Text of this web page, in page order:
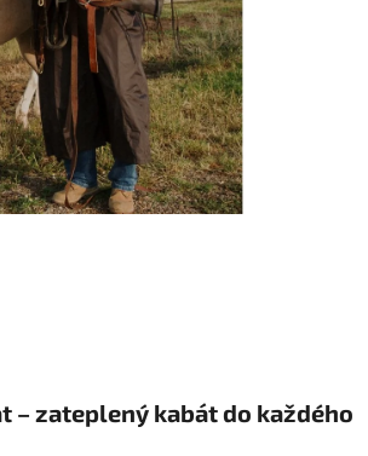
– zateplený kabát do každého